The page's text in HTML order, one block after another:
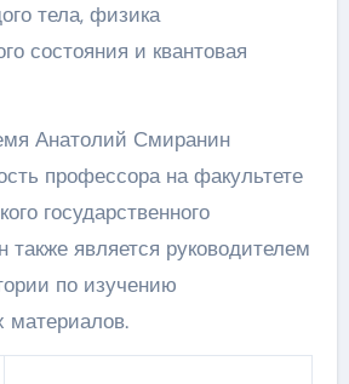
тела, физика
состояния и квантовая
Анатолий Смиранин
профессора на факультете
государственного
также является руководителем
по изучению
материалов.